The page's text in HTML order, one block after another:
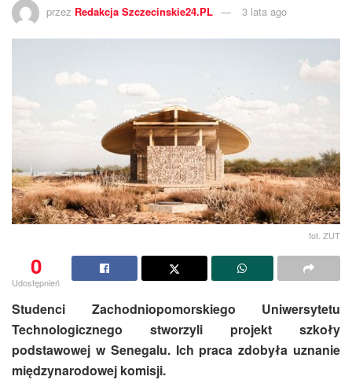
przez Redakcja Szczecinskie24.PL 3 lata ago
fot. ZUT
0
Udostępnień
Studenci Zachodniopomorskiego Uniwersytetu
Technologicznego stworzyli projekt szkoły
podstawowej w Senegalu. Ich praca zdobyła uznanie
międzynarodowej komisji.